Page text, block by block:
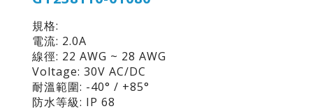
規格:
電流: 2.0A
線徑: 22 AWG ~ 28 AWG
Voltage: 30V AC/DC
耐溫範圍: -40° / +85°
防水等級: IP 68